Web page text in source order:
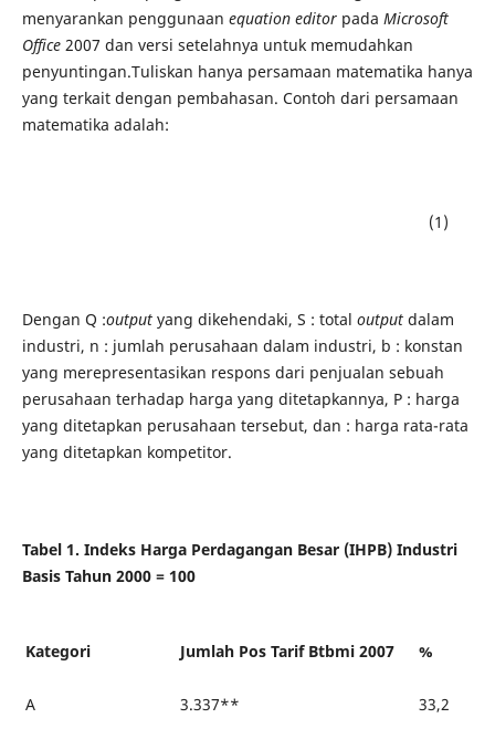
menyarankan penggunaan equation editorpada Microsoft
Office2007 dan versi setelahnya untuk memudahkan
penyuntingan.Tuliskan hanya persamaan matematika hanya
yang terkait dengan pembahasan. Contoh dari persamaan
matematika adalah:
(1)
Dengan Q :output yang dikehendaki, S : total output dalam
industri, n : jumlah perusahaan dalam industri, b : konstan
yang merepresentasikan respons dari penjualan sebuah
perusahaan terhadap harga yang ditetapkannya, P : harga
yang ditetapkan perusahaan tersebut, dan : harga rata-rata
yang ditetapkan kompetitor.
Tabel 1. Indeks Harga Perdagangan Besar (IHPB) Industri
Basis Tahun 2000 = 100
Kategori Jumlah Pos Tarif Btbmi 2007 %
A 3.337** 33,2